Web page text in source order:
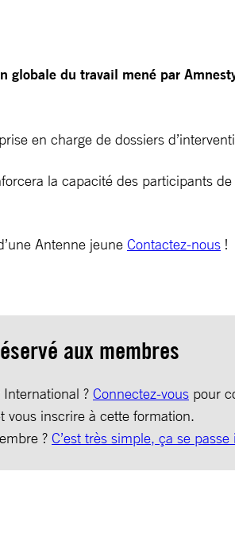
globale du travail mené par
en charge de dossiers
la capacité des participants
Antenne jeune Contactez-nous !
aux membres
International ? Connectez-vous pour
vous inscrire à cette formation.
? C’est très simple, ça se passe